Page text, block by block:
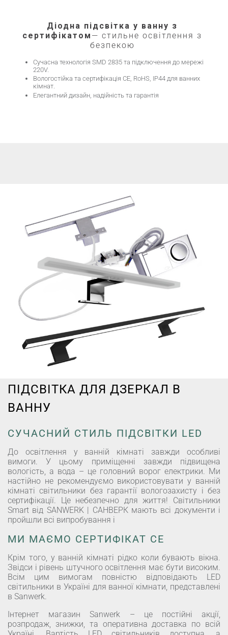
Діодна підсвітка у ванну з
сертифікатом — стильне освітлення з
безпекою
Сучасна технологія SMD 2835 та підключення до мережі
220V.
Вологостійка та сертифікація CE, RoHS, IP44 для ванних
кімнат.
Елегантний дизайн, надійність та гарантія
ПІДСВІТКА ДЛЯ ДЗЕРКАЛ В
ВАННУ
СУЧАСНИЙ СТИЛЬ ПІДСВІТКИ LED
До освітлення у ванній кімнаті завжди особливі
вимоги. У цьому приміщенні завжди підвищена
вологість, а вода – це головний ворог електрики. Ми
настійно не рекомендуємо використовувати у ванній
кімнаті світильники без гарантії вологозахисту і без
сертифікації. Це небезпечно для життя! Світильники
Smart від SANWERK | САНВЕРК мають всі документи і
пройшли всі випробування і
МИ МАЄМО СЕРТИФІКАТ СE
Крім того, у ванній кімнаті рідко коли бувають вікна.
Звідси і рівень штучного освітлення має бути високим.
Всім цим вимогам повністю відповідають LED
світильники в Україні для ванної кімнати, представлені
в Sanwerk.
Інтернет магазин Sanwerk – це постійні акції,
розпродаж, знижки, та оперативна доставка по всій